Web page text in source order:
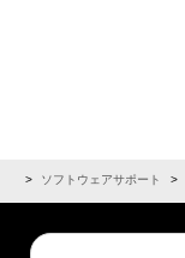
ソフトウェアサポート
Conduct